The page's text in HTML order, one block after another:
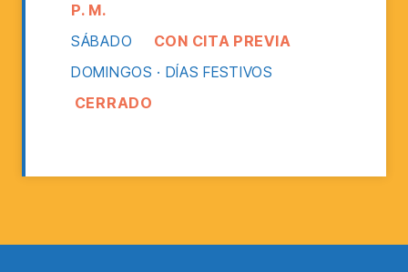
P. M.
SÁBADO CON CITA PREVIA
DOMINGOS · DÍAS FESTIVOS
CERRADO